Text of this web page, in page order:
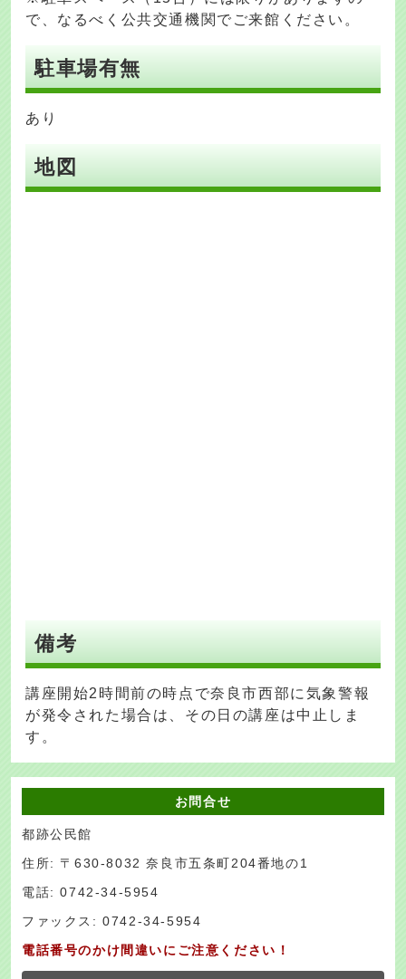
で、なるべく公共交通機関でご来館ください。
駐車場有無
あり
地図
備考
講座開始2時間前の時点で奈良市西部に気象警報
が発令された場合は、その日の講座は中止しま
す。
お問合せ
都跡公民館
住所: 〒630-8032 奈良市五条町204番地の1
電話: 0742-34-5954
ファックス: 0742-34-5954
電話番号のかけ間違いにご注意ください！